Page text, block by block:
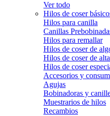
Ver todo
Hilos de coser
Hilos para canilla
Canillas
Hilos para remallar
Hilos de coser de
Hilos de coser de
Hilos de coser
Accesorios y
Agujas
Bobinadoras y
Muestrarios de hilos
Recambios